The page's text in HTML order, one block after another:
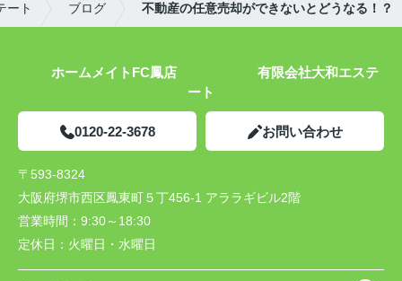
ート ブログ 不動産の任意売却ができないとどうなる！？
ホームメイトFC鳳店 有限会社大和エステ
ート
0120-22-3678 お問い合わせ
〒593-8324
大阪府堺市西区鳳東町５丁456-1 アララギビル2階
営業時間： 9:30～18:30
定休日： 火曜日・水曜日